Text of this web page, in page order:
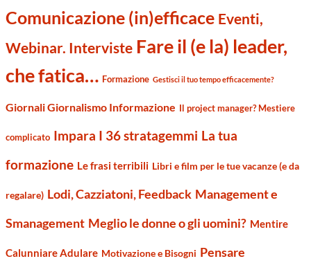
Comunicazione (in)efficace Eventi,
Webinar. Interviste Fare il (e la) leader,
che fatica… Formazione Gestisci il tuo tempo efficacemente?
Giornali Giornalismo Informazione Il project manager? Mestiere
complicato Impara I 36 stratagemmi La tua
formazione Le frasi terribili Libri e film per le tue vacanze (e da
regalare) Lodi, Cazziatoni, Feedback Management e
Smanagement Meglio le donne o gli uomini? Mentire
Calunniare Adulare Motivazione e Bisogni Pensare